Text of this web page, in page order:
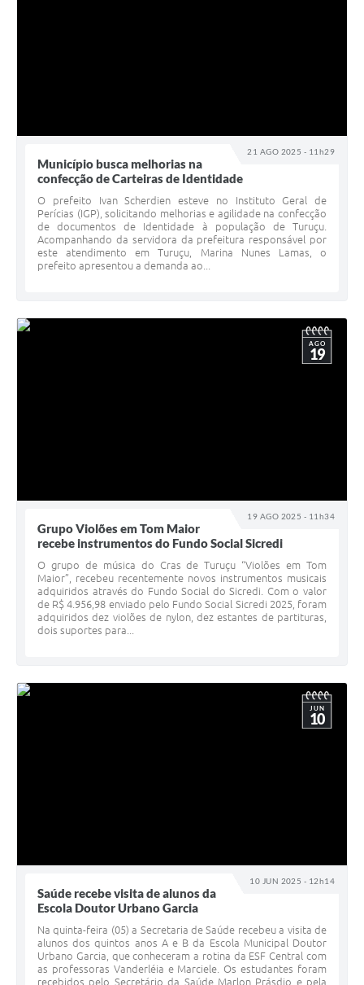
21 AGO 2025 - 11h29
Município busca melhorias na
confecção de Carteiras de Identidade
O prefeito Ivan Scherdien esteve no Instituto Geral de
Perícias (IGP), solicitando melhorias e agilidade na confecção
de documentos de Identidade à população de Turuçu.
Acompanhando da servidora da prefeitura responsável por
este atendimento em Turuçu, Marina Nunes Lamas, o
prefeito apresentou a demanda ao...
19 AGO 2025 - 11h34
AGO
19
Grupo Violões em Tom Maior
recebe instrumentos do Fundo Social Sicredi
O grupo de música do Cras de Turuçu “Violões em Tom
Maior”, recebeu recentemente novos instrumentos musicais
adquiridos através do Fundo Social do Sicredi. Com o valor
de R$ 4.956,98 enviado pelo Fundo Social Sicredi 2025, foram
adquiridos dez violões de nylon, dez estantes de partituras,
dois suportes para...
10 JUN 2025 - 12h14
JUN
10
Saúde recebe visita de alunos da
Escola Doutor Urbano Garcia
Na quinta-feira (05) a Secretaria de Saúde recebeu a visita de
alunos dos quintos anos A e B da Escola Municipal Doutor
Urbano Garcia, que conheceram a rotina da ESF Central com
as professoras Vanderléia e Marciele. Os estudantes foram
recebidos pelo Secretário da Saúde Marlon Prásdio e pela